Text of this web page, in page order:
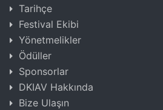
Tarihçe
Festival Ekibi
Yönetmelikler
Ödüller
Sponsorlar
DKIAV Hakkında
Bize Ulaşın